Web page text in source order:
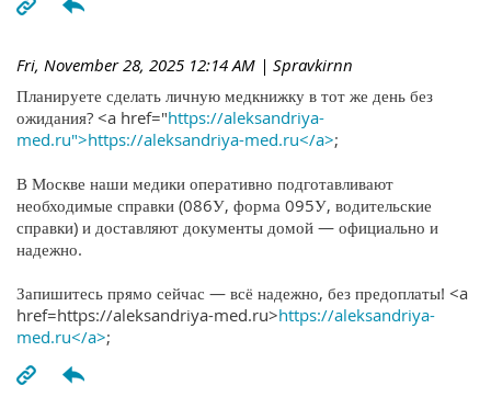
Fri, November 28, 2025 12:14 AM | Spravkirnn
Планируете сделать личную медкнижку в тот же день без
ожидания? <a href="https://aleksandriya-
med.ru">https://aleksandriya-med.ru</a>;
В Москве наши медики оперативно подготавливают
необходимые справки (086У, форма 095У, водительские
справки) и доставляют документы домой — официально и
надежно.
Запишитесь прямо сейчас — всё надежно, без предоплаты! <a
href=https://aleksandriya-med.ru>https://aleksandriya-
med.ru</a>;